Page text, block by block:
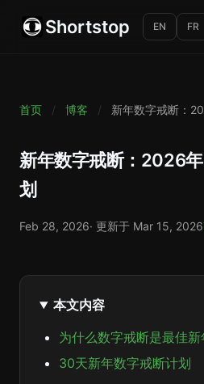
Shortstop EN FR
首页 / 博客 / 新年数字戒断：
新年数字戒断：2026
划
Feb 28, 2026· 更新于 Mar 15, 2026
本文内容
为什么数字戒断是最佳
30天新年数字戒断计划